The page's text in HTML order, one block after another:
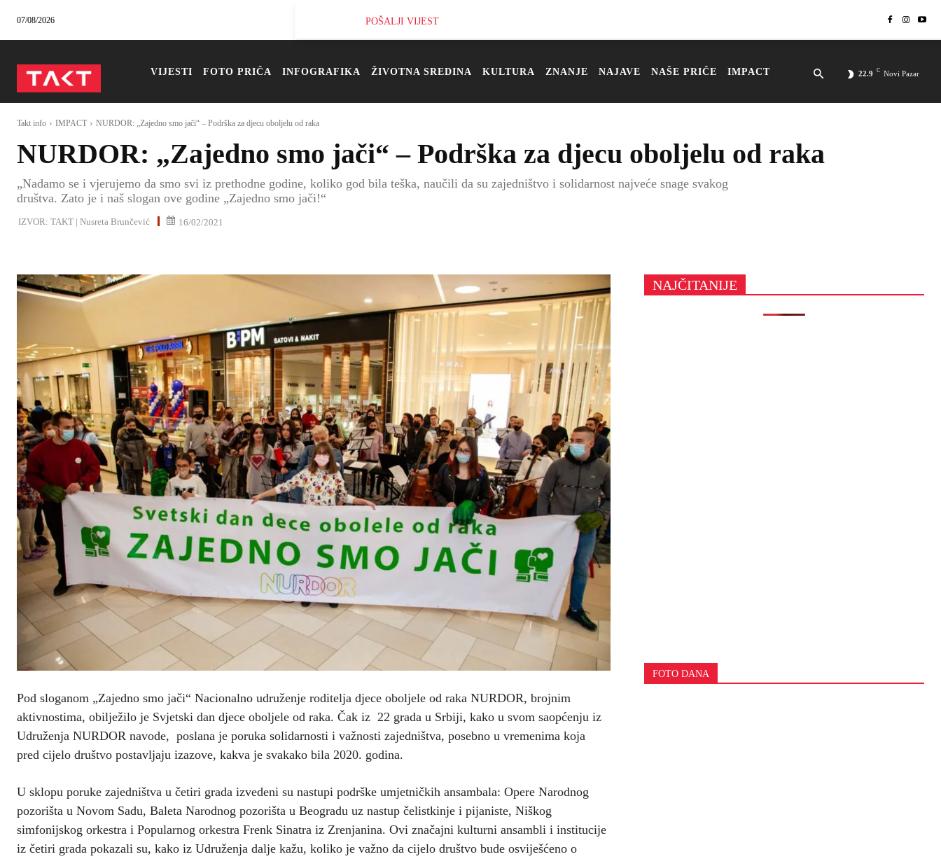
07/08/2026 POŠALJI VIJEST
VIJESTI FOTO PRIČA INFOGRAFIKA ŽIVOTNA SREDINA KULTURA ZNANJE NAJAVE NAŠE PRIČE IMPACT 22.9 C Novi Pazar
Takt info IMPACT NURDOR: „Zajedno smo jači“ – Podrška za djecu oboljelu od raka
NURDOR: „Zajedno smo jači“ – Podrška za djecu oboljelu od raka
„Nadamo se i vjerujemo da smo svi iz prethodne godine, koliko god bila teška, naučili da su zajedništvo i solidarnost najveće snage svakog
društva. Zato je i naš slogan ove godine „Zajedno smo jači!“
IZVOR: TAKT | Nusreta Brunčević 16/02/2021
Pod sloganom „Zajedno smo jači“ Nacionalno udruženje roditelja djece oboljele od raka NURDOR, brojnim
aktivnostima, obilježilo je Svjetski dan djece oboljele od raka. Čak iz 22 grada u Srbiji, kako u svom saopćenju iz
Udruženja NURDOR navode, poslana je poruka solidarnosti i važnosti zajedništva, posebno u vremenima koja
pred cijelo društvo postavljaju izazove, kakva je svakako bila 2020. godina.
U sklopu poruke zajedništva u četiri grada izvedeni su nastupi podrške umjetničkih ansambala: Opere Narodnog
pozorišta u Novom Sadu, Baleta Narodnog pozorišta u Beogradu uz nastup čelistkinje i pijaniste, Niškog
simfonijskog orkestra i Popularnog orkestra Frenk Sinatra iz Zrenjanina. Ovi značajni kulturni ansambli i institucije
iz četiri grada pokazali su, kako iz Udruženja dalje kažu, koliko je važno da cijelo društvo bude osviješćeno o
NAJČITANIJE
FOTO DANA